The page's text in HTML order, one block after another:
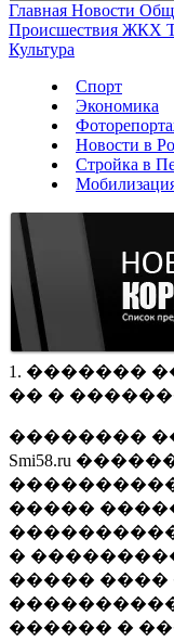
Главная Новости
Происшествия ЖКХ
Культура
Спорт
Экономика
Новости в
Стройка в
1. �������
�� �
��������
Smi58.ru
�����
�
����� ����
������ �